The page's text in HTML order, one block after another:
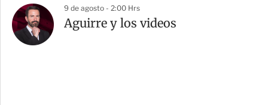
9 de agosto - 2:00 Hrs
Aguirre y los videos